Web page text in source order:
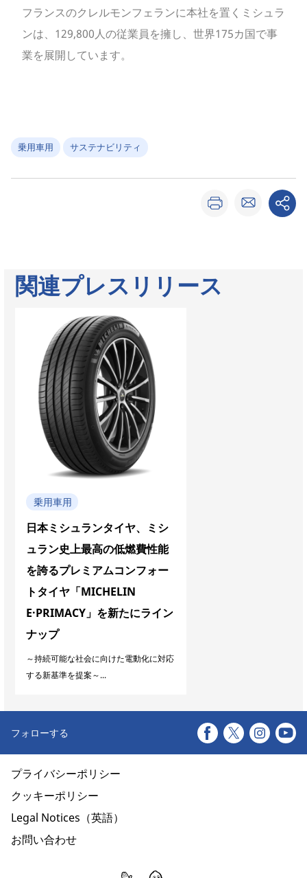
フランスのクレルモンフェランに本社を置くミシュラ
ンは、129,800人の従業員を擁し、世界175カ国で事
業を展開しています。
乗用車用 サステナビリティ
関連プレスリリース
乗用車用
日本ミシュランタイヤ、ミシ
ュラン史上最高の低燃費性能
を誇るプレミアムコンフォー
トタイヤ「MICHELIN
E·PRIMACY」を新たにライン
ナップ
～持続可能な社会に向けた電動化に対応
する新基準を提案～...
フォローする
プライバシーポリシー
クッキーポリシー
Legal Notices（英語）
お問い合わせ